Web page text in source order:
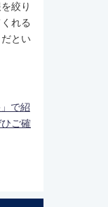
絞り
れる
とい
で紹
ご確